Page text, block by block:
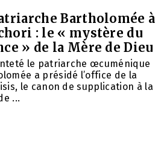
Bartholomée à
: le « mystère du
» de la Mère de Dieu
le patriarche œcuménique
a présidé l’office de la
le canon de supplication à la
...